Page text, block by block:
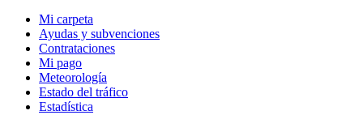
Mi carpeta
Ayudas y subvenciones
Contrataciones
Mi pago
Meteorología
Estado del tráfico
Estadística